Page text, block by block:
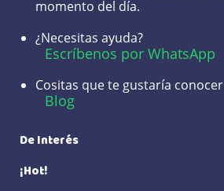
momento del día.
¿Necesitas ayuda?
Escríbenos por WhatsApp
Cositas que te gustaría conocer
Blog
De Interés
¡Hot!